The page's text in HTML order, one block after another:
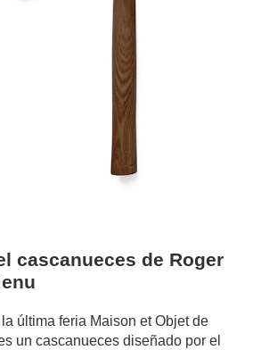
cascanueces de Roger
última feria Maison et Objet de
un cascanueces diseñado por el